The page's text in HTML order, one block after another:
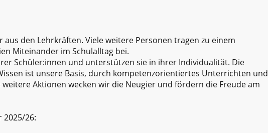
den Lehrkräften. Viele weitere Personen tragen zu einem
Miteinander im Schulalltag bei.
Schüler:innen und unterstützen sie in ihrer Individualität. Die
ist unsere Basis, durch kompetenzorientiertes Unterrichten und
Aktionen wecken wir die Neugier und fördern die Freude am
2025/26: